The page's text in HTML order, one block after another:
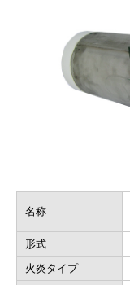
名称
形式
火炎タイプ